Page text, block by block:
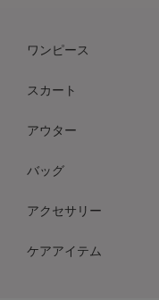
ワンピース
スカート
アウター
バッグ
アクセサリー
ケアアイテム